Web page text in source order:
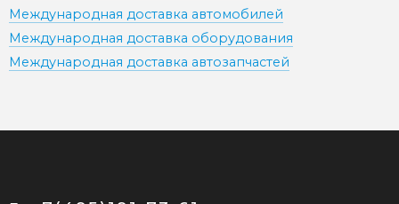
Международная доставка автомобилей
Международная доставка оборудования
Международная доставка автозапчастей